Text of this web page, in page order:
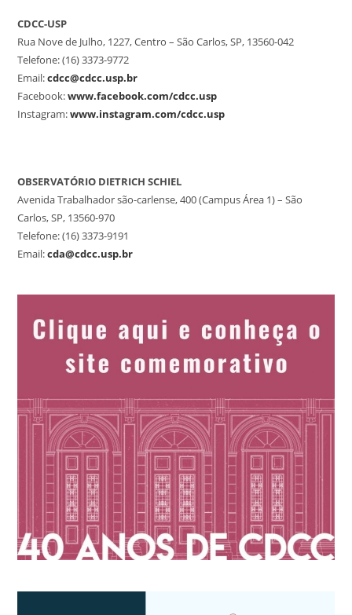
CDCC-USP
Rua Nove de Julho, 1227, Centro – São Carlos, SP, 13560-042
Telefone: (16) 3373-9772
Email:cdcc@cdcc.usp.br
Facebook:www.facebook.com/cdcc.usp
Instagram:www.instagram.com/cdcc.usp
OBSERVATÓRIO DIETRICH SCHIEL
Avenida Trabalhador são-carlense, 400 (Campus Área 1) – São
Carlos, SP, 13560-970
Telefone: (16) 3373-9191
Email:cda@cdcc.usp.br